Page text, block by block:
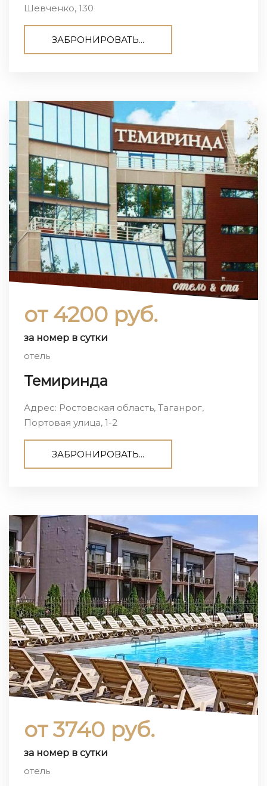
Шевченко, 130
ЗАБРОНИРОВАТЬ...
от 4200 руб.
за номер в сутки
отель
Темиринда
Адрес: Ростовская область, Таганрог,
Портовая улица, 1-2
ЗАБРОНИРОВАТЬ...
от 3740 руб.
за номер в сутки
отель